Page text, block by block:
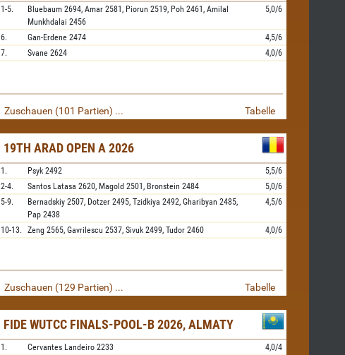
1-5. Bluebaum 2694, Amar 2581, Piorun 2519, Poh 2461, Amilal
Munkhdalai 2456
5,0/6
6. Gan-Erdene 2474
4,5/6
7.
Svane 2624 4,0/6
Zuschauen (101 Partien) ... Tabelle
19TH ARAD OPEN A 2026
1. Psyk 2492
5,5/6
2-4.
Santos Latasa 2620, Magold 2501, Bronstein 2484
5,0/6
5-9.
Bernadskiy 2507, Dotzer 2495, Tzidkiya 2492, Gharibyan 2485,
Pap 2438
4,5/6
10-13. Zeng 2565, Gavrilescu 2537, Sivuk 2499, Tudor 2460 4,0/6
Zuschauen (129 Partien) ... Tabelle
FIDE WUTCC FINALS-POOL-B 2026, ALMATY
1. Cervantes Landeiro 2233
4,0/4